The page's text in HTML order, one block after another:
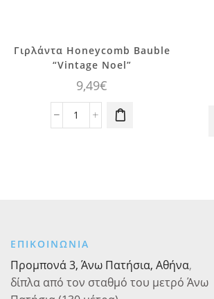
Γιρλάντα Honeycomb Bauble
“Vintage Noel”
9,49€
Γιρλάντα
ΕΠΙΚΟΙΝΩΝΙΑ
Προμπονά 3, Άνω Πατήσια, Αθήνα,
δίπλα από τον σταθμό του μετρό Άνω